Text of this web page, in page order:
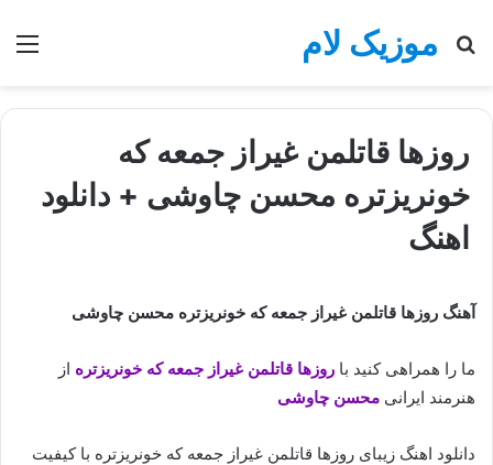
موزیک لام
جستجو
روزها قاتلمن غیراز جمعه که
خونریزتره محسن چاوشی + دانلود
اهنگ
آهنگ روزها قاتلمن غیراز جمعه که خونریزتره محسن چاوشی
ما را همراهی کنید با روزها قاتلمن غیراز جمعه که خونریزتره از
هنرمند ایرانی محسن چاوشی
دانلود اهنگ زیبای روزها قاتلمن غیراز جمعه که خونریزتره با کیفیت